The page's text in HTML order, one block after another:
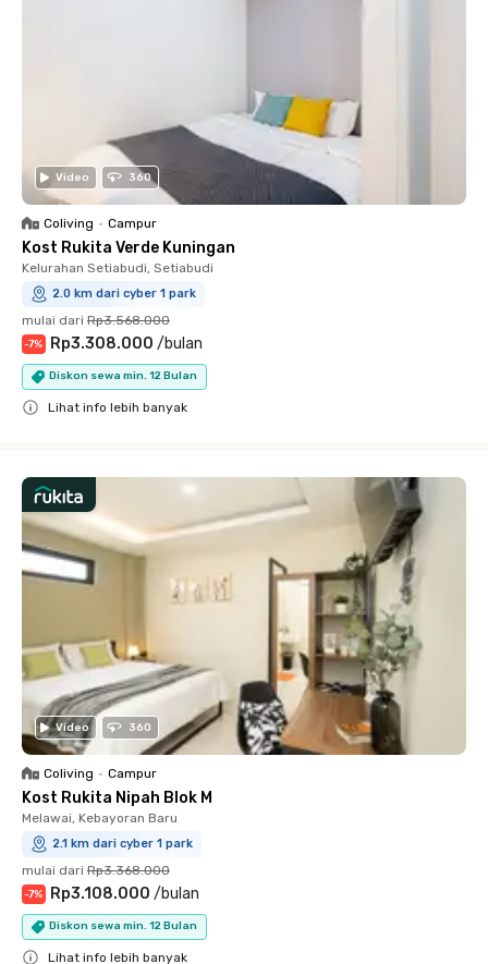
Video 360
Coliving • Campur
Kost Rukita Verde Kuningan
Kelurahan Setiabudi, Setiabudi
2.0 km dari cyber 1 park
mulai dari Rp3.568.000
-7% Rp3.308.000 /bulan
Diskon sewa min. 12 Bulan
Lihat info lebih banyak
Video 360
Coliving • Campur
Kost Rukita Nipah Blok M
Melawai, Kebayoran Baru
2.1 km dari cyber 1 park
mulai dari Rp3.368.000
-7% Rp3.108.000 /bulan
Diskon sewa min. 12 Bulan
Lihat info lebih banyak